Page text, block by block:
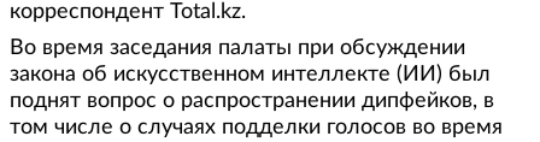
корреспондент Total.kz.
Во время заседания палаты при обсуждении
закона об искусственном интеллекте (ИИ) был
поднят вопрос о распространении дипфейков, в
том числе о случаях подделки голосов во время